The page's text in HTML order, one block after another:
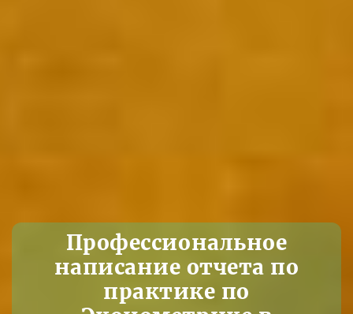
Профессиональное
написание отчета по
практике по